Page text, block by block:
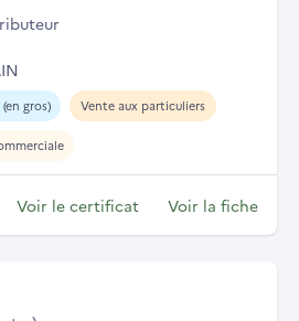
gros) Vente aux particuliers
Voir le certificat Voir la fiche